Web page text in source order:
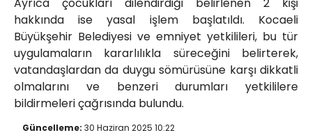
Ayrıca çocukları dilendirdiği belirlenen 2 kişi
hakkında ise yasal işlem başlatıldı. Kocaeli
Büyükşehir Belediyesi ve emniyet yetkilileri, bu tür
uygulamaların kararlılıkla süreceğini belirterek,
vatandaşlardan da duygu sömürüsüne karşı dikkatli
olmalarını ve benzeri durumları yetkililere
bildirmeleri çağrısında bulundu.
Güncelleme: 30 Haziran 2025 10:22